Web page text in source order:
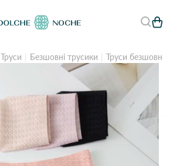
Труси Безшовні трусики Труси безшовні